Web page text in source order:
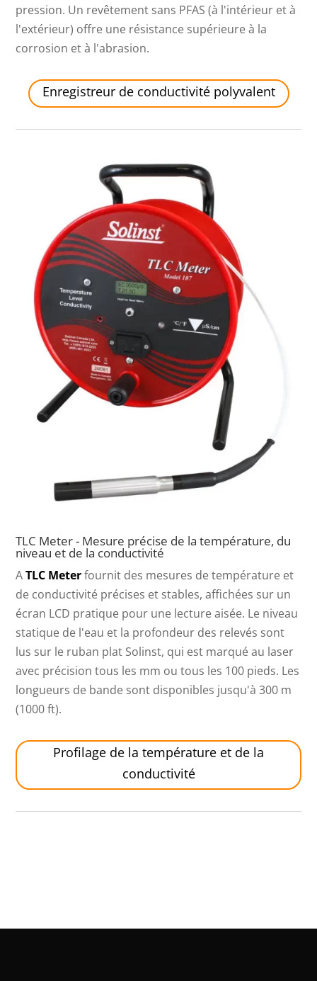
pression. Un revêtement sans PFAS (à l'intérieur et à
l'extérieur) offre une résistance supérieure à la
corrosion et à l'abrasion.
Enregistreur de conductivité polyvalent
TLC Meter - Mesure précise de la température, du
niveau et de la conductivité
ATLC Meterfournit des mesures de température et
de conductivité précises et stables, affichées sur un
écran LCD pratique pour une lecture aisée. Le niveau
statique de l'eau et la profondeur des relevés sont
lus sur le ruban plat Solinst, qui est marqué au laser
avec précision tous les mm ou tous les 100 pieds. Les
longueurs de bande sont disponibles jusqu'à 300 m
(1000 ft).
Profilage de la température et de la
conductivité